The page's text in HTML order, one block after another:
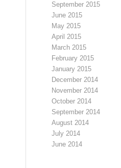
September 2015
June 2015
May 2015
April 2015
March 2015
February 2015
January 2015
December 2014
November 2014
October 2014
September 2014
August 2014
July 2014
June 2014